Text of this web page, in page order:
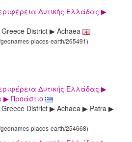
Δυτικής Ελλάδας ▶
District ▶ Achaea
places-earth/265491)
Δυτικής Ελλάδας ▶
Προάστιο
District ▶ Achaea ▶ Patra ▶
places-earth/254668)